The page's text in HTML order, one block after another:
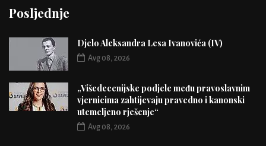
Posljednje
Djelo Aleksandra Lesa Ivanovića (IV)
Avg 08, 2026
„Višedecenijske podjele među pravoslavnim
vjernicima zahtijevaju pravedno i kanonski
utemeljeno rješenje“
Avg 08, 2026